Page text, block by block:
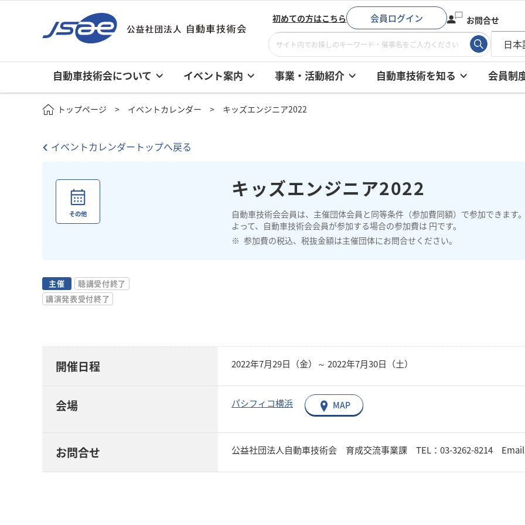
初めての方はこちら 会員ログイン お問合せ
自動車技術会について イベント案内 事業・活動紹介 自動車技術を知る 会員制
トップページ イベントカレンダー キッズエンジニア2022
イベントカレンダートップへ戻る
キッズエンジニア2022
自動車技術会会員は、主催団体会員と同等条件（参加費同額）で参加できます。
よって、自動車技術会会員が参加する場合の参加費は 円です。
参加費の税込、税抜金額は主催団体にお問合せください。
その他
主催
聴講受付終了
講演発表受付終了
開催日程 2022年7月29日（金）～ 2022年7月30日（土）
会場 パシフィコ横浜 MAP
お問合せ 公益社団法人自動車技術会 育成交流事業課 TEL：03-3262-8214